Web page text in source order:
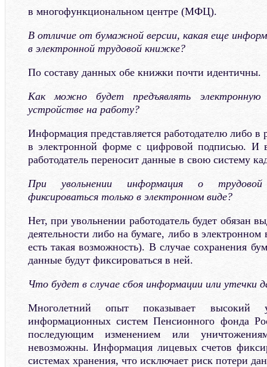
в многофункциональном центре (МФЦ).
В отличие от бумажной версии, какая еще
в электронной трудовой книжке?
По составу данных обе книжки почти идентичны.
Как можно будет предъявлять
устройстве на работу?
Информация представляется работодателю либо в
в электронной форме с цифровой подписью. И
работодатель переносит данные в свою систему
При увольнении информация о трудовой
фиксироваться только в электронном виде?
Нет, при увольнении работодатель будет обязан
деятельности либо на бумаге, либо в электронном
есть такая возможность). В случае сохранения
данные будут фиксироваться в ней.
Что будет в случае сбоя информации или утечки
Многолетний опыт показывает высокий
информационных систем Пенсионного фонда
последующим изменением или
невозможны. Информация лицевых счетов
системах хранения, что исключает риск потери